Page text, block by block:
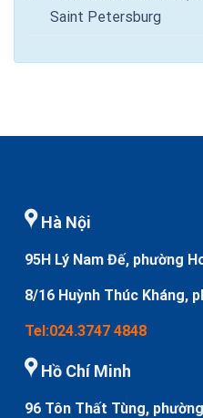
Saint Petersburg
Hà Nội
95H Lý Nam Đế, phường
8/16 Huỳnh Thúc Kháng,
Tel:024.3747 4848
Hồ Chí Minh
96 Tôn Thất Tùng,